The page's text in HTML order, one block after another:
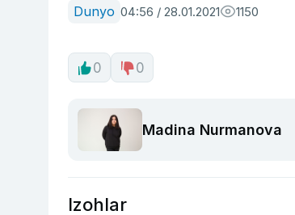
Dunyo 04:56 / 28.01.2021 1150
0 0
Madina Nurmanova
Izohlar